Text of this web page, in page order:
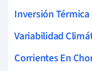
Inversión Térmica
Variabilidad
Corrientes En